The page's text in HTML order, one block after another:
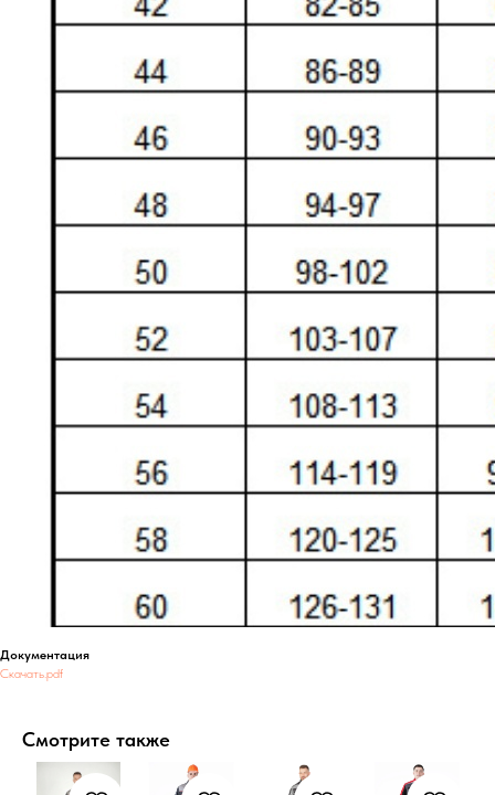
Документация
Скачать.pdf
Смотрите также